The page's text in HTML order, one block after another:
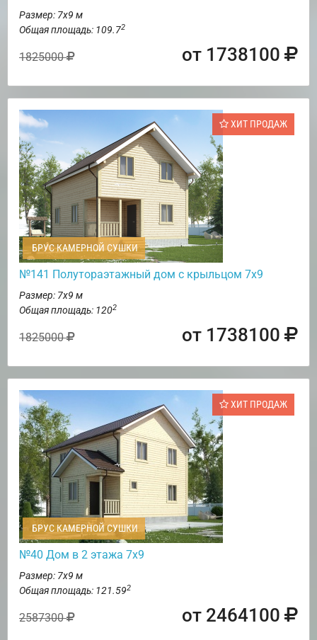
Размер: 7х9 м
Общая площадь: 109.72
1825000 от 1738100
ХИТ ПРОДАЖ
БРУС КАМЕРНОЙ СУШКИ
№141 Полутораэтажный дом с крыльцом 7х9
Размер: 7х9 м
Общая площадь: 1202
1825000 от 1738100
ХИТ ПРОДАЖ
БРУС КАМЕРНОЙ СУШКИ
№40 Дом в 2 этажа 7х9
Размер: 7х9 м
Общая площадь: 121.592
2587300 от 2464100